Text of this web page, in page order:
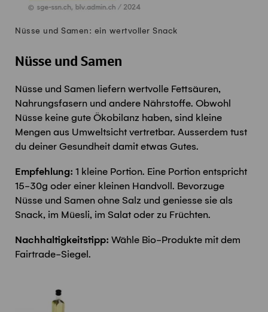
Nüsse und Samen: ein wertvoller Snack
Nüsse und Samen
Nüsse und Samen liefern wertvolle Fettsäuren,
Nahrungsfasern und andere Nährstoffe. Obwohl
Nüsse keine gute Ökobilanz haben, sind kleine
Mengen aus Umweltsicht vertretbar. Ausserdem tust
du deiner Gesundheit damit etwas Gutes.
Empfehlung: 1 kleine Portion. Eine Portion entspricht
15-30g oder einer kleinen Handvoll. Bevorzuge
Nüsse und Samen ohne Salz und geniesse sie als
Snack, im Müesli, im Salat oder zu Früchten.
Nachhaltigkeitstipp: Wähle Bio-Produkte mit dem
Fairtrade-Siegel.